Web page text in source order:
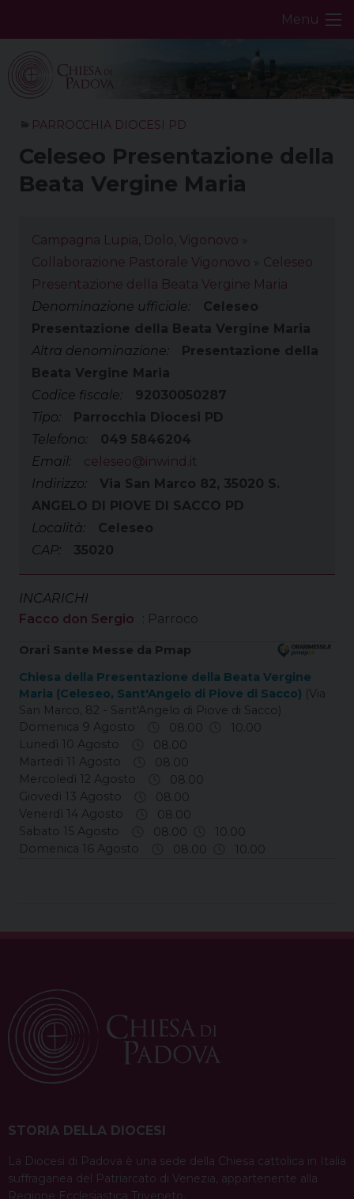
Menu
PARROCCHIA DIOCESI PD
Celeseo Presentazione della
Beata Vergine Maria
Campagna Lupia, Dolo, Vigonovo
Collaborazione Pastorale Vigonovo
Celeseo
Presentazione della Beata Vergine Maria
Denominazione ufficiale:
Celeseo
Presentazione della Beata Vergine Maria
Altra denominazione:
Presentazione della
Beata Vergine Maria
Codice fiscale:
92030050287
Tipo:
Parrocchia Diocesi PD
Telefono:
049 5846204
Email:
celeseo@inwind.it
Indirizzo:
Via San Marco 82, 35020 S.
ANGELO DI PIOVE DI SACCO PD
Località:
Celeseo
CAP:
35020
INCARICHI
Facco don Sergio
: Parroco
Orari Sante Messe da Pmap
Chiesa della Presentazione della Beata Vergine
Maria (Celeseo, Sant'Angelo di Piove di Sacco) (Via
San Marco, 82 - Sant'Angelo di Piove di Sacco)
Domenica 9 Agosto
08.00
10.00
Lunedì 10 Agosto
08.00
Martedì 11 Agosto
08.00
Mercoledì 12 Agosto
08.00
Giovedì 13 Agosto
08.00
Venerdì 14 Agosto
08.00
Sabato 15 Agosto
08.00
10.00
Domenica 16 Agosto
08.00 10.00
STORIA DELLA DIOCESI
La Diocesi di Padova è una sede della Chiesa cattolica in Italia
suffraganea del Patriarcato di Venezia, appartenente alla
Regione Ecclesiastica Triveneto.